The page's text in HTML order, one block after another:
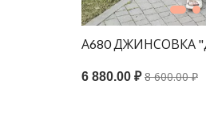
ПЕСОЧНЫЙА680 ДЖИНСОВКА
6 880.00 ₽8 600.00 ₽